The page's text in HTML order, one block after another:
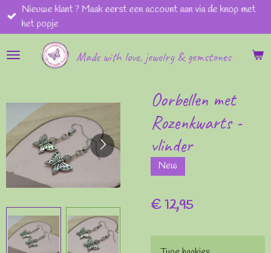
Ga
direct
de
hoofdinhoud
Made with love, jewelry & gemstones
Nieuwe klant ? Maak eerst een account aan via de knop met
het popje
Oorbellen met
Rozenkwarts -
vlinder
New
€ 12,95